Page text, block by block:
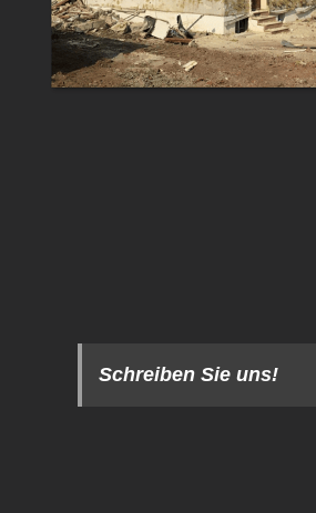
Schreiben Sie uns!